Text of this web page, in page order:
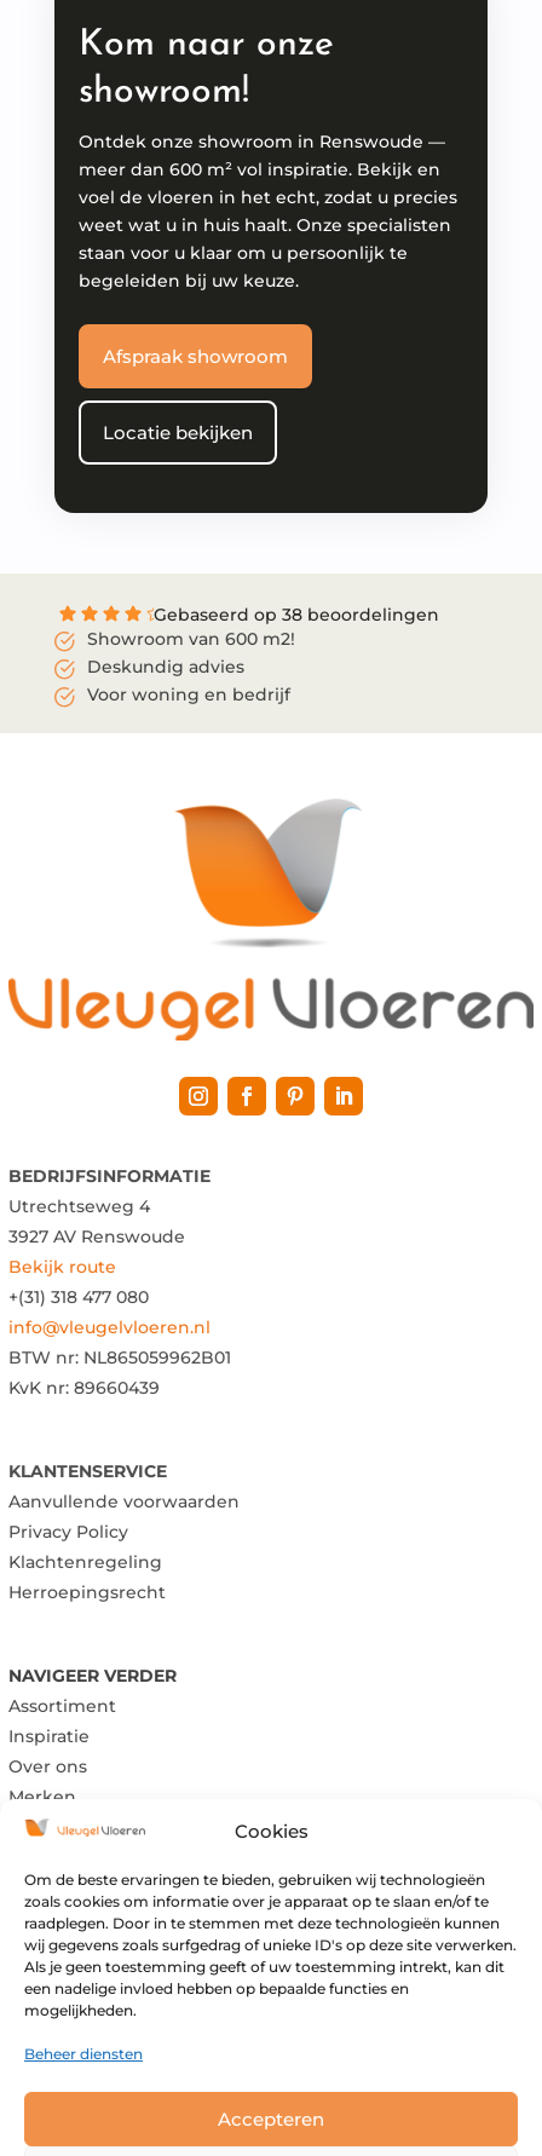
Cookies
Om de beste ervaringen te bieden, gebruiken wij technologieën
zoals cookies om informatie over je apparaat op te slaan en/of te
raadplegen. Door in te stemmen met deze technologieën kunnen
wij gegevens zoals surfgedrag of unieke ID's op deze site verwerken.
Als je geen toestemming geeft of uw toestemming intrekt, kan dit
een nadelige invloed hebben op bepaalde functies en
mogelijkheden.
Beheer diensten
Accepteren
Kom naar onze
showroom!
Ontdek onze showroom in Renswoude —
meer dan 600 m² vol inspiratie. Bekijk en
voel de vloeren in het echt, zodat u precies
weet wat u in huis haalt. Onze specialisten
staan voor u klaar om u persoonlijk te
begeleiden bij uw keuze.
Afspraak showroom
Locatie bekijken
Gebaseerd op 38 beoordelingen
Showroom van 600 m2!
Deskundig advies
Voor woning en bedrijf
BEDRIJFSINFORMATIE
Utrechtseweg 4
3927 AV Renswoude
Bekijk route
+(31) 318 477 080
info@vleugelvloeren.nl
BTW nr: NL865059962B01
KvK nr: 89660439
KLANTENSERVICE
Aanvullende voorwaarden
Privacy Policy
Klachtenregeling
Herroepingsrecht
NAVIGEER VERDER
Assortiment
Inspiratie
Over ons
Merken
Maandag:
Gesloten
Dinsdag:
Gesloten
Woensdag: 09:00 – 17:00
Donderdag: 09:00 – 17:00
Vrijdag:
09:00 – 17:00
Zaterdag:
09:00 – 16:00
Buiten openingstijden open op afspraak.